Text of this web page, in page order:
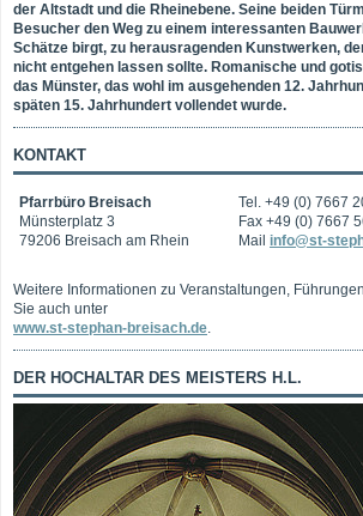
der Altstadt und die Rheinebene. Seine beiden
Besucher den Weg zu einem interessanten
Schätze birgt, zu herausragenden Kunstwerken,
nicht entgehen lassen sollte. Romanische und
das Münster, das wohl im ausgehenden 12.
späten 15. Jahrhundert vollendet wurde.
KONTAKT
Pfarrbüro Breisach
Münsterplatz 3
79206 Breisach am Rhein
Tel. +49 (0) 7667
Fax +49 (0) 7667
Mail info@st-
Weitere Informationen zu Veranstaltungen,
Sie auch unter
www.st-stephan-breisach.de.
DER HOCHALTAR DES MEISTERS H.L.